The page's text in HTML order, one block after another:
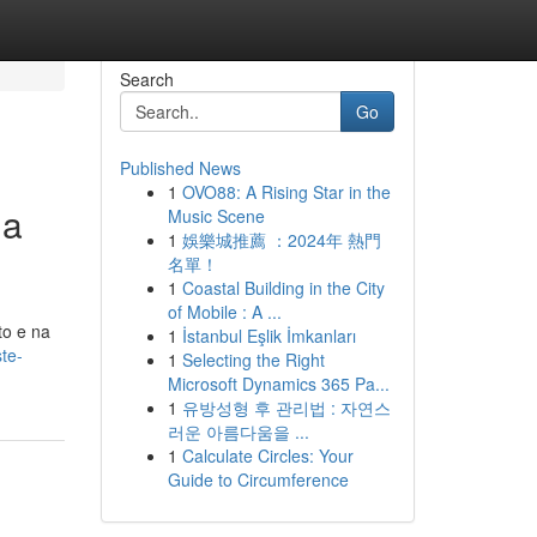
e na
Search
Go
Published News
1 OVO88: A Rising Star in the
Music Scene
1 娛樂城推薦 ：2024年 熱門
名單！
1 Coastal Building in the City
of Mobile : A ...
1 İstanbul Eşlik İmkanları
1 Selecting the Right
Microsoft Dynamics 365 Pa...
1 유방성형 후 관리법 : 자연스
러운 아름다움을 ...
1 Calculate Circles: Your
Guide to Circumference